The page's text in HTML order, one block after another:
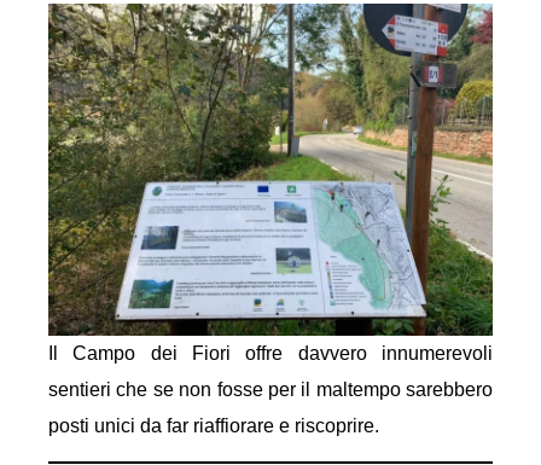
Il Campo dei Fiori offre davvero innumerevoli
sentieri che se non fosse per il maltempo sarebbero
posti unici da far riaffiorare e riscoprire.